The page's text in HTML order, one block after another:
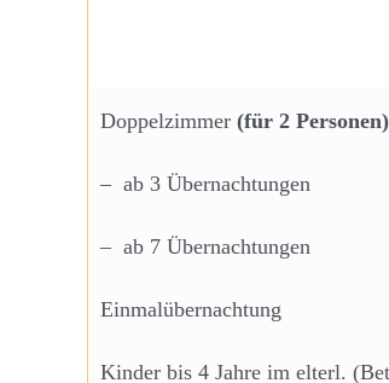
Doppelzimmer(für 2
– ab 3 Übernachtungen
– ab 7 Übernachtungen
Einmalübernachtung
Kinder bis 4 Jahre im elterl.